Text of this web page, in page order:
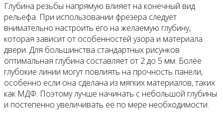
Глубина резьбы напрямую влияет на конечный вид
рельефа. При использовании фрезера следует
внимательно настроить его на желаемую глубину,
которая зависит от особенностей узора и материала
двери. Для большинства стандартных рисунков
оптимальная глубина составляет от 2 до 5 мм. Более
глубокие линии могут повлиять на прочность панели,
особенно если она сделана из мягких материалов, таких
как МДФ. Поэтому лучше начинать с небольшой глубины
и постепенно увеличивать её по мере необходимости.